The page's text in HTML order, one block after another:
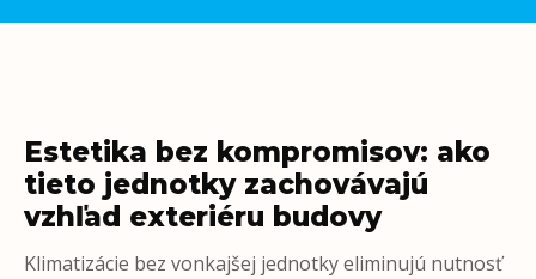
Estetika bez kompromisov: ako
tieto jednotky zachovávajú
vzhľad exteriéru budovy
Klimatizácie bez vonkajšej jednotky eliminujú nutnosť